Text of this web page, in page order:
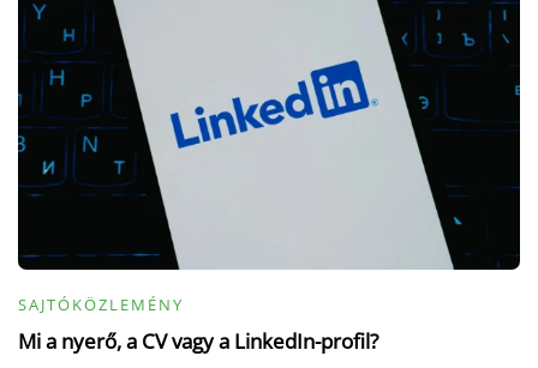
SAJTÓKÖZLEMÉNY
Mi a nyerő, a CV vagy a LinkedIn-profil?